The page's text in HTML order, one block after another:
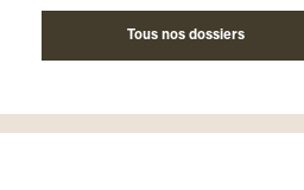
Tous nos dossiers